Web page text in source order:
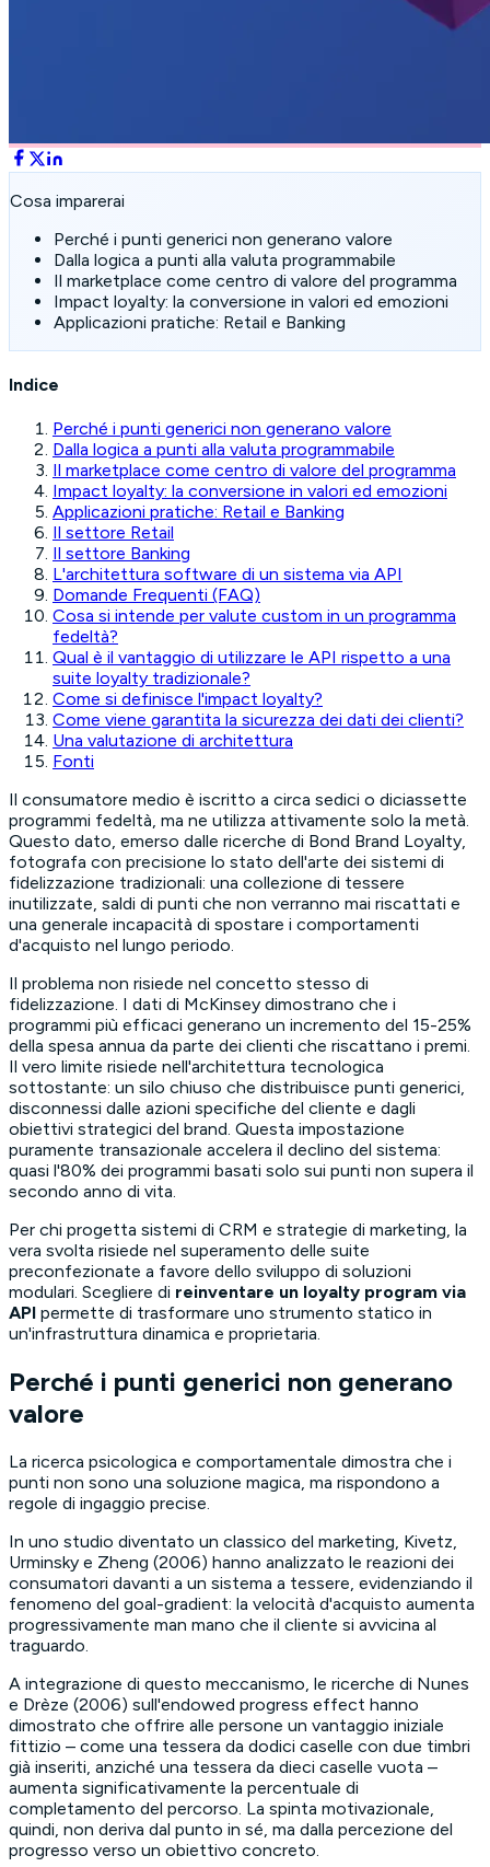
Cosa imparerai
Perché i punti generici non generano valore
Dalla logica a punti alla valuta programmabile
Il marketplace come centro di valore del programma
Impact loyalty: la conversione in valori ed emozioni
Applicazioni pratiche: Retail e Banking
Indice
Perché i punti generici non generano valore
Dalla logica a punti alla valuta programmabile
Il marketplace come centro di valore del programma
Impact loyalty: la conversione in valori ed emozioni
Applicazioni pratiche: Retail e Banking
Il settore Retail
Il settore Banking
L'architettura software di un sistema via API
Domande Frequenti (FAQ)
Cosa si intende per valute custom in un programma
fedeltà?
Qual è il vantaggio di utilizzare le API rispetto a una
suite loyalty tradizionale?
Come si definisce l'impact loyalty?
Come viene garantita la sicurezza dei dati dei clienti?
Una valutazione di architettura
Fonti
Il consumatore medio è iscritto a circa sedici o diciassette
programmi fedeltà, ma ne utilizza attivamente solo la metà.
Questo dato, emerso dalle ricerche di Bond Brand Loyalty,
fotografa con precisione lo stato dell'arte dei sistemi di
fidelizzazione tradizionali: una collezione di tessere
inutilizzate, saldi di punti che non verranno mai riscattati e
una generale incapacità di spostare i comportamenti
d'acquisto nel lungo periodo.
Il problema non risiede nel concetto stesso di
fidelizzazione. I dati di McKinsey dimostrano che i
programmi più efficaci generano un incremento del 15-25%
della spesa annua da parte dei clienti che riscattano i premi.
Il vero limite risiede nell'architettura tecnologica
sottostante: un silo chiuso che distribuisce punti generici,
disconnessi dalle azioni specifiche del cliente e dagli
obiettivi strategici del brand. Questa impostazione
puramente transazionale accelera il declino del sistema:
quasi l'80% dei programmi basati solo sui punti non supera il
secondo anno di vita.
Per chi progetta sistemi di CRM e strategie di marketing, la
vera svolta risiede nel superamento delle suite
preconfezionate a favore dello sviluppo di soluzioni
modulari. Scegliere di reinventare un loyalty program via
API permette di trasformare uno strumento statico in
un'infrastruttura dinamica e proprietaria.
Perché i punti generici non generano
valore
La ricerca psicologica e comportamentale dimostra che i
punti non sono una soluzione magica, ma rispondono a
regole di ingaggio precise.
In uno studio diventato un classico del marketing, Kivetz,
Urminsky e Zheng (2006) hanno analizzato le reazioni dei
consumatori davanti a un sistema a tessere, evidenziando il
fenomeno del goal-gradient: la velocità d'acquisto aumenta
progressivamente man mano che il cliente si avvicina al
traguardo.
A integrazione di questo meccanismo, le ricerche di Nunes
e Drèze (2006) sull'endowed progress effect hanno
dimostrato che offrire alle persone un vantaggio iniziale
fittizio – come una tessera da dodici caselle con due timbri
già inseriti, anziché una tessera da dieci caselle vuota –
aumenta significativamente la percentuale di
completamento del percorso. La spinta motivazionale,
quindi, non deriva dal punto in sé, ma dalla percezione del
progresso verso un obiettivo concreto.